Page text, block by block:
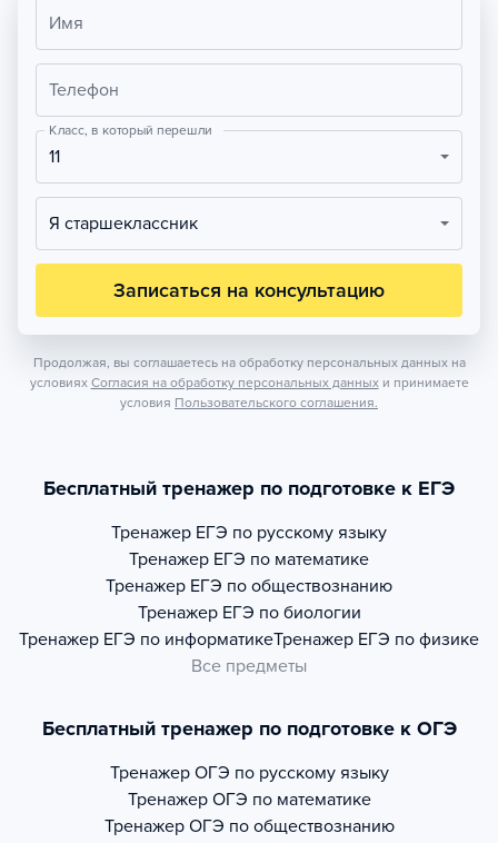
Имя
Телефон
Класс, в который перешли
11
Я старшеклассник
Записаться на консультацию
Продолжая, вы соглашаетесь на обработку персональных данных на
условиях Согласия на обработку персональных данных и принимаете
условия Пользовательского соглашения.
Бесплатный тренажер по подготовке к ЕГЭ
Тренажер ЕГЭ по русскому языку
Тренажер ЕГЭ по математике
Тренажер ЕГЭ по обществознанию
Тренажер ЕГЭ по биологии
Тренажер ЕГЭ по информатикеТренажер ЕГЭ по физике
Все предметы
Бесплатный тренажер по подготовке к ОГЭ
Тренажер ОГЭ по русскому языку
Тренажер ОГЭ по математике
Тренажер ОГЭ по обществознанию